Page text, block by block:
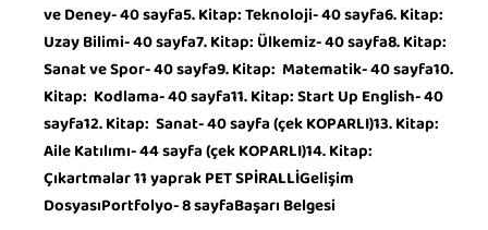
ve Deney- 40 sayfa5. Kitap: Teknoloji- 40 sayfa6. Kitap:
Uzay Bilimi- 40 sayfa7. Kitap: Ülkemiz- 40 sayfa8. Kitap:
Sanat ve Spor- 40 sayfa9. Kitap: Matematik- 40 sayfa10.
Kitap: Kodlama- 40 sayfa11. Kitap: Start Up English- 40
sayfa12. Kitap: Sanat- 40 sayfa (çek KOPARLI)13. Kitap:
Aile Katılımı- 44 sayfa (çek KOPARLI)14. Kitap:
Çıkartmalar 11 yaprak PET SPİRALLİGelişim
DosyasıPortfolyo- 8 sayfaBaşarı Belgesi